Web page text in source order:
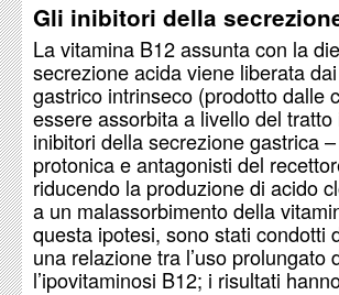
Gli inibitori della
La vitamina B12 assunta con la
secrezione acida viene liberata
gastrico intrinseco (prodotto dalle
essere assorbita a livello del
inibitori della secrezione gastrica
protonica e antagonisti del
riducendo la produzione di acido
a un malassorbimento della
questa ipotesi, sono stati condotti
una relazione tra l’uso prolungato
l’ipovitaminosi B12; i risultati